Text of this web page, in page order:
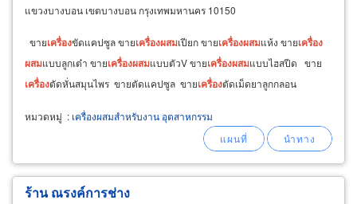
แขวงบางบอน เขตบางบอน กรุงเทพมหานคร 10150
ขายเครื่องขัดแคปซูล ขายเครื่องผสมเปียก ขายเครื่องผสมแห้ง ขายเครื่อง
ผสมแบบลูกเต๋า ขายเครื่องผสมแบบตัวV ขายเครื่องผสมแบบไฮสปีด ขาย
เครื่องตัดหั่นสมุนไพร ขายตัดแคปซูล ขายเครื่องตัดเม็ดยาลูกกลอน
หมวดหมู่ : เครื่องผสมสำหรับงาน อุตสาหกรรม
ร้าน ณรงค์การช่าง